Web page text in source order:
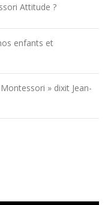
Attitude ?
enfants et
» dixit Jean-